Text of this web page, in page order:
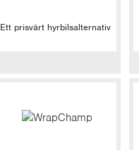
Ett prisvärt hyrbilsalternativ